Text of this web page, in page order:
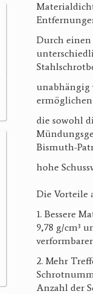
Durch
unabhängig
die sowohl
Bismuth-
hohe
Die Vorteile
1. Bessere
9,78 g/cm³
2. Mehr
Anzahl der